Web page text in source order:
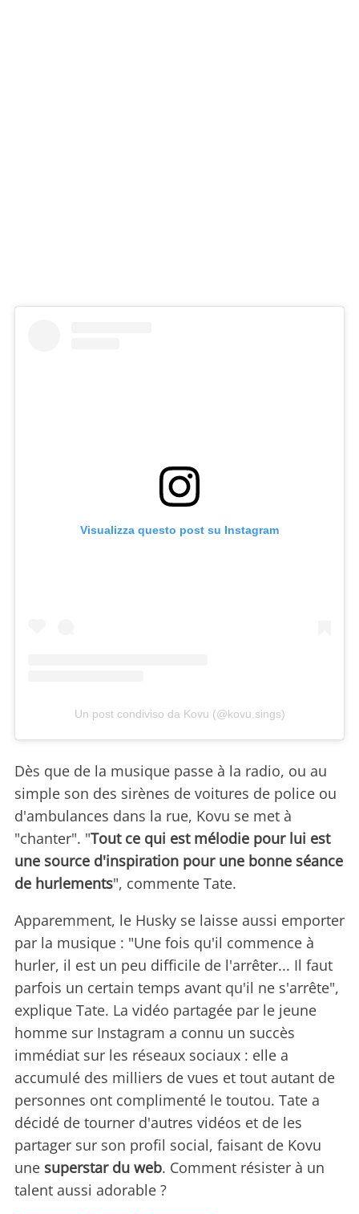
Visualizza questo post su Instagram
Un post condiviso da Kovu (@kovu.sings)
Dès que de la musique passe à la radio, ou au
simple son des sirènes de voitures de police ou
d'ambulances dans la rue, Kovu se met à
"chanter". "Tout ce qui est mélodie pour lui est
une source d'inspiration pour une bonne séance
de hurlements", commente Tate.
Apparemment, le Husky se laisse aussi emporter
par la musique : "Une fois qu'il commence à
hurler, il est un peu difficile de l'arrêter... Il faut
parfois un certain temps avant qu'il ne s'arrête",
explique Tate. La vidéo partagée par le jeune
homme sur Instagram a connu un succès
immédiat sur les réseaux sociaux : elle a
accumulé des milliers de vues et tout autant de
personnes ont complimenté le toutou. Tate a
décidé de tourner d'autres vidéos et de les
partager sur son profil social, faisant de Kovu
une superstar du web. Comment résister à un
talent aussi adorable ?